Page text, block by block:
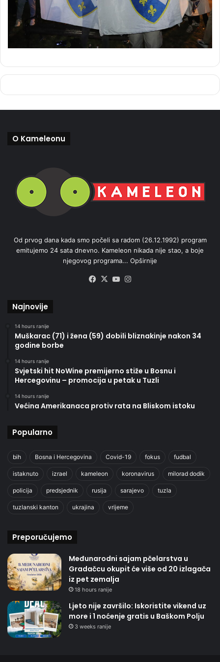
O Kameleonu
Od prvog dana kada smo počeli sa radom (26.12.1992) program
emitujemo 24 sata dnevno. Kameleon nikada nije stao, a boje
njegovog programa... Opširnije
Facebook
X YouTube
Najnovije
14 hours ranije
Muškarac (71) i žena (59) dobili bliznakinje nakon 34
godine borbe
14 hours ranije
Svjetski hit NoWine premijerno stiže u Bosnu i
Hercegovinu – promocija u petak u Tuzli
14 hours ranije
Većina Amerikanaca protiv rata na Bliskom istoku
Popularno
bih Bosna i Hercegovina Covid-19 fokus fudbal
istaknuto izrael kameleon koronavirus milorad dodik
policija predsjednik rusija sarajevo tuzla
tuzlanski kanton ukrajina vrijeme
Preporučujemo
Međunarodni sajam pčelarstva u
Gradačcu okupit će više od 20 izlagača
iz pet zemalja
18 hours ranije
Ljeto nije završilo: Iskoristite vikend uz
more i 1 noćenje gratis u Baškom Polju
3 weeks ranije